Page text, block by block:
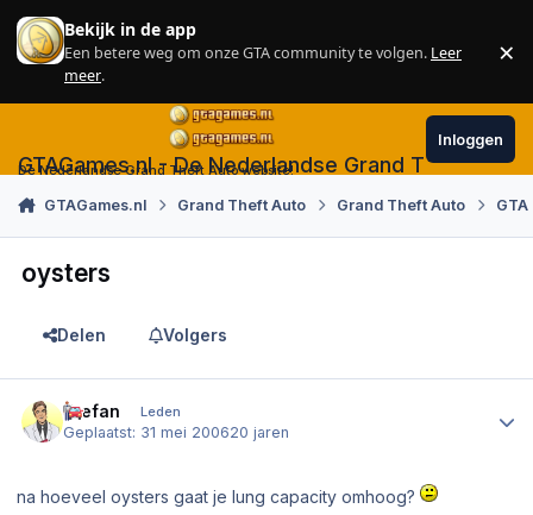
Skip to content
Bekijk in de app
Een betere weg om onze GTA community te volgen. Leer
meer.
×
GTAGames.nl - De Nederlandse Grand Theft Auto
De Nederlandse Grand Theft Auto website!
Inloggen
GTAGames.nl Grand Theft Auto Grand Theft Auto
oysters
Delen Volgers
Stefan Leden
Geplaatst: 31 mei 200620 jaren
na hoeveel oysters gaat je lung capacity omhoog?